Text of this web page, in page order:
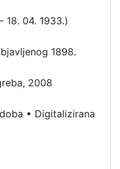
18. 04. 1933.)
1898.
2008
• Digitalizirana